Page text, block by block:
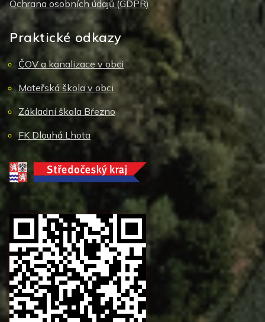
Ochrana osobních údajů (GDPR)
Praktické odkazy
ČOV a kanalizace v obci
Mateřská škola v obci
Základní škola Březno
FK Dlouhá Lhota